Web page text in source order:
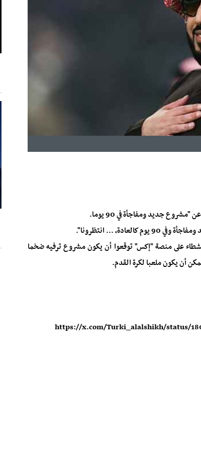
جديد ومفاجأة في 90 يوما.
... انتظرونا".
على منصة "إكس" توقعوا أن يكون مشروع ترفيه ضخما
أن يكون ملعبا لكرة القدم.
https://x.com/Turki_alalshikh/status/